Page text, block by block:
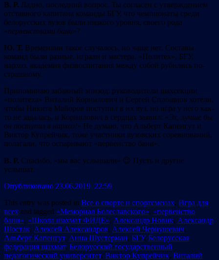
В. Р. Ладно, последний вопрос. Ты согласен с утверждением
отставного капитана команды БГУ, что чемпионаты среди
белорусских вузов были низкого уровня, своего рода
«первенствами бани»?
Ю. Т. Временами такое случалось, но чаще нет. Составы
команд были разные, играли и мастера. «Политех», БГУ,
нархоз, академия физвоспитания между собой рубились по-
страшному.
Припоминаю забавный эпизод: руководители шахсекции
«политеха» Виталий Корнилович и Сергей Сплошнов хотели,
чтобы Никита Майоров поступил в их вуз, но игра у него как-
то не задалась, и Корнилович в сердцах заявил: «Эх, лучше бы
он поступил в нархоз!» Не думаю, что Альберт Капенгут и
Виктор Купрейчик, тоже участники вузовских соревнований,
полагали, что оспаривают «первенство бани».
В. Р. Спасибо, «мы вас услышали» 😉 Пусть и другие
услышат.
Опубликовано 23.06.2019 22:59
This entry was posted in Все о спорте и спортсменах, Игра для
всех and tagged «Мемориал Болеславского», «первенство
бани», «Школа шахмат ФИДЕ», Александр Новик, Александр
Шостак, Алексей Александров, Алексей Чернушевич,
Альберт Капенгут, Анна Шустерман, БГУ, Белорусская
федерация шахмат, Белорусский государственный
педагогический университет, Виктор Купрейчик, Виталий